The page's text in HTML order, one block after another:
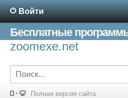
Войти
Бесплатные
zoomexe.net
Полная версия сайта